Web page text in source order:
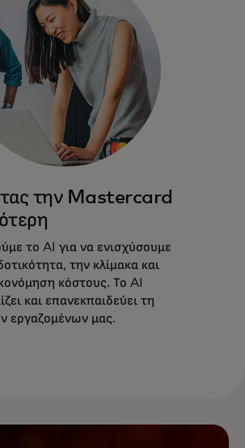
την Mastercard
το AI για να ενισχύσουμε
την κλίμακα και
κόστους. Το AI
και επανεκπαιδεύει τη
εργαζομένων μας.